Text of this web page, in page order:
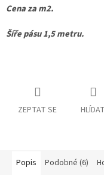
Cena za m2.
Šíře pásu 1,5 metru.
ZEPTAT SE HLÍDAT
Popis Podobné (6)